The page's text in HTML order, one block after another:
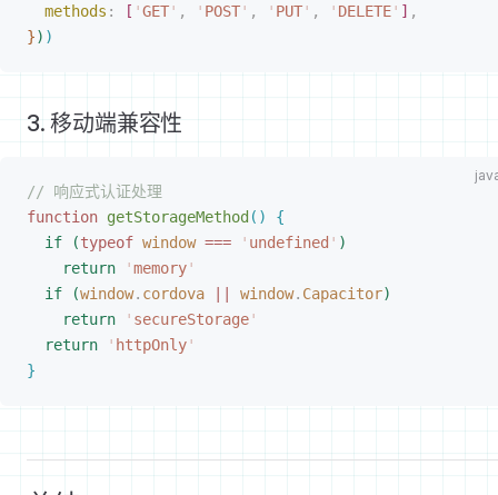
methods : [ 'GET' , ' POST' , ' PUT' , ' DELETE' ] ,
}) )
3. 移动端兼容性
// 响应式认证处理
function getStorageMethod ( )
{
if
(typeof window === ' undefined ' )
return 'memory'
if
(window. cordova window. Capacitor)
return ' secureStorage'
return ' httpOnly'
}